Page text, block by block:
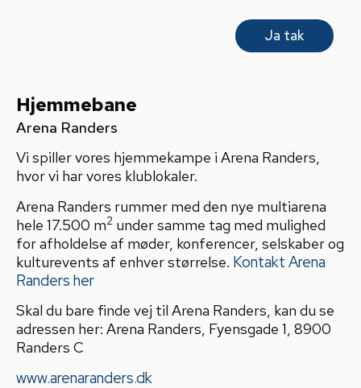
e
n
Ja tak
Hjemmebane
Arena Randers
Vi spiller vores hjemmekampe i Arena Randers,
hvor vi har vores klublokaler.
Arena Randers rummer med den nye multiarena
hele 17.500 m2 under samme tag med mulighed
for afholdelse af møder, konferencer, selskaber og
kulturevents af enhver størrelse. Kontakt Arena
Randers her
Skal du bare finde vej til Arena Randers, kan du se
adressen her: Arena Randers, Fyensgade 1, 8900
Randers C
www.arenaranders.dk